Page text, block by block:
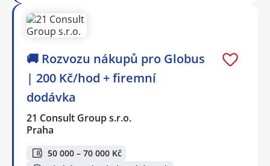
🚚 Rozvozu nákupů pro Globus
| 200 Kč/hod + firemní
dodávka
21 Consult Group s.r.o.
Praha
50 000 – 70 000 Kč